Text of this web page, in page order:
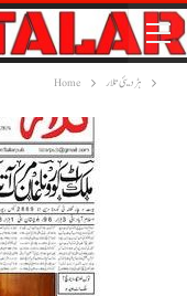
Home ہڑدیئی تلار